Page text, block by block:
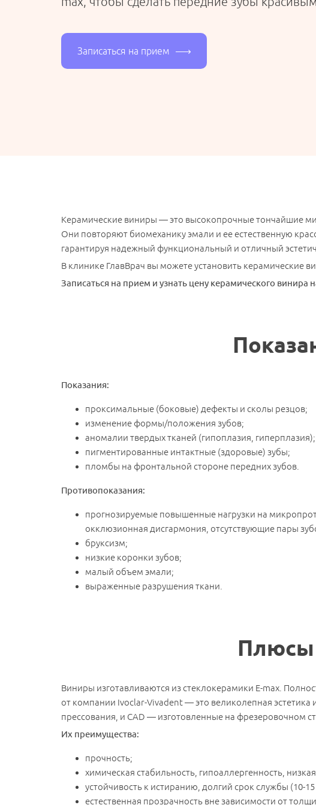
Записаться на прием
Керамические виниры — это высокопрочные тончайшие
Они повторяют биомеханику эмали и ее естественную
гарантируя надежный функциональный и отличный
В клинике ГлавВрач вы можете установить керамические
Записаться на прием и узнать цену керамического винира
Показания:
проксимальные (боковые) дефекты и сколы резцов;
изменение формы/положения зубов;
аномалии твердых тканей (гипоплазия, гиперплазия);
пигментированные интактные (здоровые) зубы;
пломбы на фронтальной стороне передних зубов.
Противопоказания:
прогнозируемые повышенные нагрузки на
окклюзионная дисгармония, отсутствующие пары
бруксизм;
низкие коронки зубов;
малый объем эмали;
выраженные разрушения ткани.
Плюсы
Виниры изготавливаются из стеклокерамики E-max.
от компании Ivoclar-Vivadent — это великолепная
прессования, и CAD — изготовленные на фрезеровочном
Их преимущества:
прочность;
химическая стабильность, гипоаллергенность,
устойчивость к истиранию, долгий срок службы (10-15
естественная прозрачность вне зависимости от